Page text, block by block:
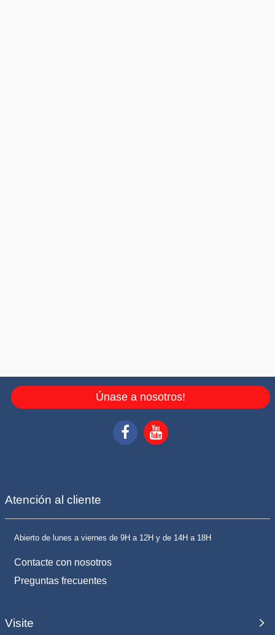
Únase a nosotros!
Atención al cliente
Abierto de lunes a viernes de 9H a 12H y de 14H a 18H
Contacte con nosotros
Preguntas frecuentes
Visite